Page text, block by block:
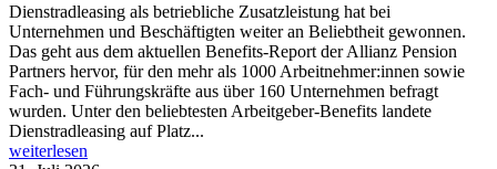
Dienstradleasing als betriebliche Zusatzleistung hat bei
Unternehmen und Beschäftigten weiter an Beliebtheit gewonnen.
Das geht aus dem aktuellen Benefits-Report der Allianz Pension
Partners hervor, für den mehr als 1000 Arbeitnehmer:innen sowie
Fach- und Führungskräfte aus über 160 Unternehmen befragt
wurden. Unter den beliebtesten Arbeitgeber-Benefits landete
Dienstradleasing auf Platz...
weiterlesen